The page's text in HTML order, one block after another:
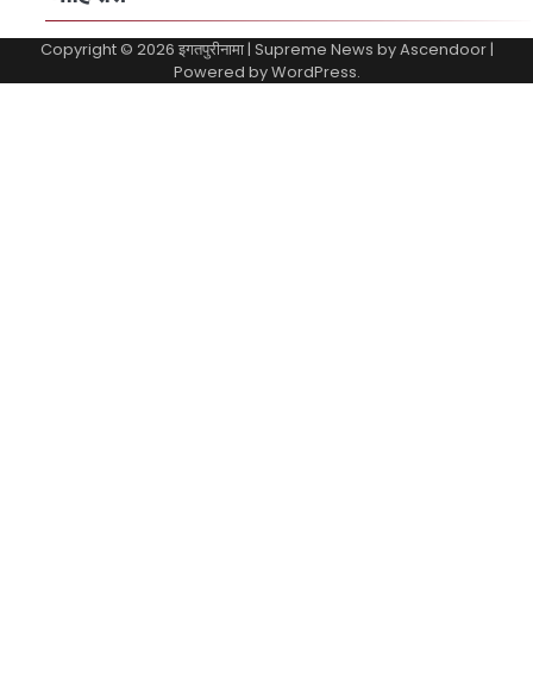
Copyright © 2026 इगतपुरीनामा| Supreme News byAscendoor|
Powered byWordPress.